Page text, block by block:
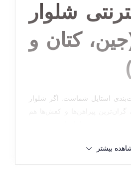
شلوار
کتان و
استایل شماست. اگر شلوار
مثل "تنگی فاق" یا "کیس
برطرف کرده است.
بیشتر